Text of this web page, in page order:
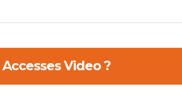
Video ?